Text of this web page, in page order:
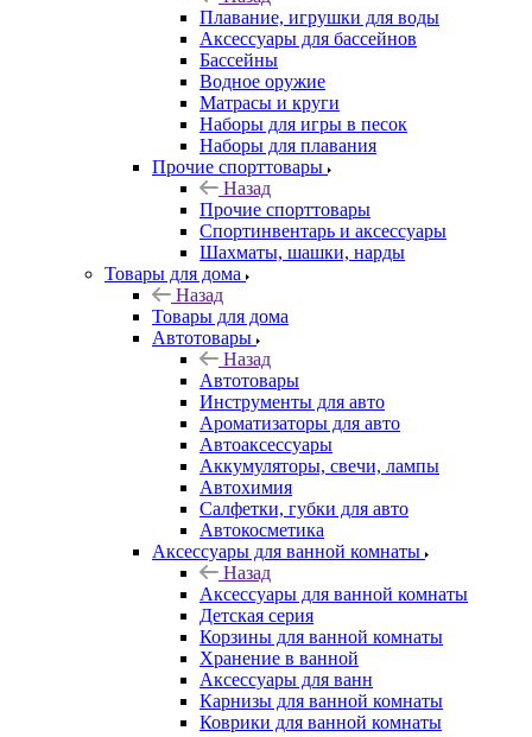
Плавание, игрушки для воды
Аксессуары для бассейнов
Бассейны
Водное оружие
Матрасы и круги
Наборы для игры в песок
Наборы для плавания
Прочие спорттовары
Назад
Прочие спорттовары
Спортинвентарь и аксессуары
Шахматы, шашки, нарды
Товары для дома
Назад
Товары для дома
Автотовары
Назад
Автотовары
Инструменты для авто
Ароматизаторы для авто
Автоаксессуары
Аккумуляторы, свечи, лампы
Автохимия
Салфетки, губки для авто
Автокосметика
Аксессуары для ванной комнаты
Назад
Аксессуары для ванной комнаты
Детская серия
Корзины для ванной комнаты
Хранение в ванной
Аксессуары для ванн
Карнизы для ванной комнаты
Коврики для ванной комнаты